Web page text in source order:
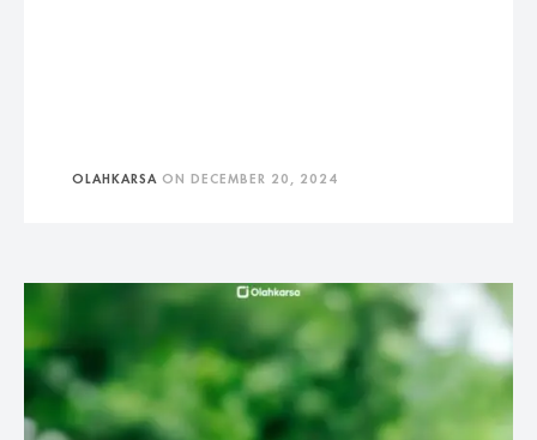
OLAHKARSA ON DECEMBER 20, 2024